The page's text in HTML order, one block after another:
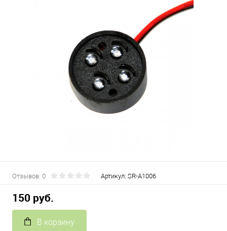
Отзывов: 0 Артикул: SR-A1006
150 руб.
В корзину